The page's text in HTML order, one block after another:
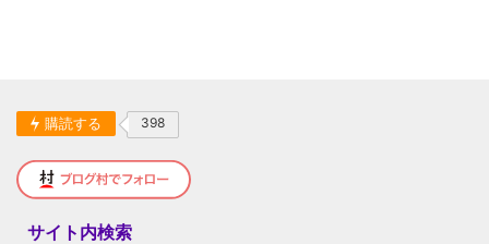
購読する 398
サイト内検索